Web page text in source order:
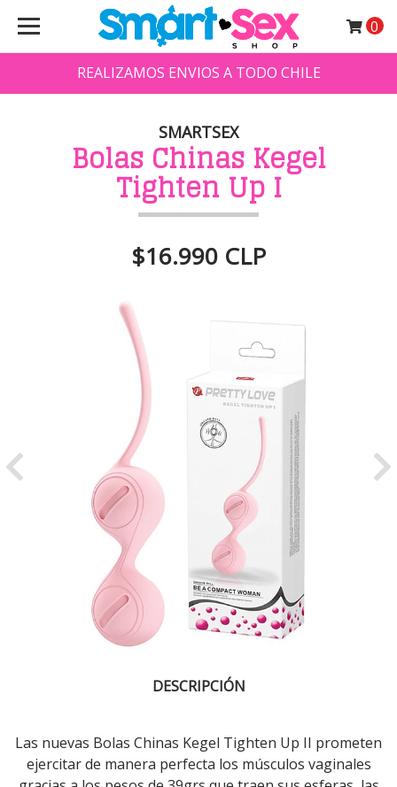
REALIZAMOS ENVIOS A TODO CHILE
0
SMARTSEX
Bolas Chinas Kegel
Tighten Up I
$16.990 CLP
Previous
DESCRIPCIÓN
Las nuevas Bolas Chinas Kegel Tighten Up II prometen
ejercitar de manera perfecta los músculos vaginales